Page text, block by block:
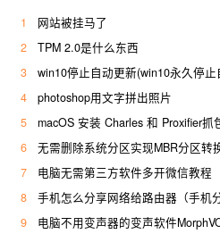
1
网站被挂马了
2
TPM 2.0是什么东西
3
win10停止自动更新(win10永久停
4
photoshop用文字拼出照片
5
macOS 安装 Charles 和 Proxifier抓
6
无需删除系统分区实现MBR分区转
7
电脑无需第三方软件多开微信教程
8
手机怎么分享网络给路由器（手机
9
电脑不用变声器的变声软件